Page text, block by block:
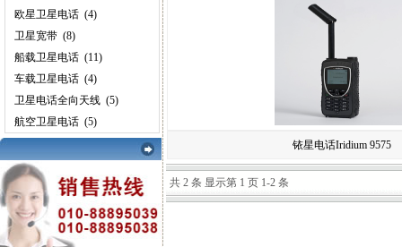
欧星卫星电话 (4)
卫星宽带 (8)
船载卫星电话 (11)
车载卫星电话 (4)
卫星电话全向天线 (5)
航空卫星电话 (5)
铱星电话Iridium 9575
共 2 条 显示第 1 页 1-2 条